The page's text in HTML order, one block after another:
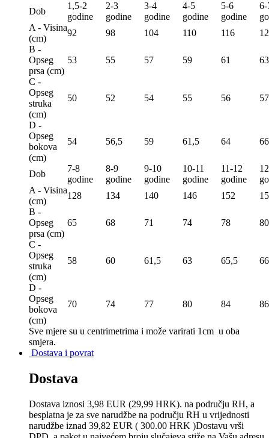
Dob
1,5-2
godine
2-3
godine
3-4
godine
4-5
godine
5-6
godine
6-
A - Visina
(сm)
92 98 104 110 116
B -
Opseg
prsa (сm)
53 55 57 59 61 63
C -
Opseg
struka
(сm)
50 52 54 55 56 57
D -
Opseg
bokova
(сm)
54 56,5 59 61,5 64 66
Dob
7-8
godine
8-9
godine
9-10
godine
10-11
godine
11-12
godine
A - Visina
(сm)
128 134 140 146 152
B -
Opseg
prsa (сm)
65 68 71 74 78 80
C -
Opseg
struka
(сm)
58 60 61,5 63 65,5
D -
Opseg
bokova
(сm)
70 74 77 80 84 86
Sve mjere su u centrimetrima i može varirati 1cm u oba
smjera.
Dostava i povrat
Dostava
Dostava iznosi 3,98 EUR (29,99 HRK). na području RH, a
besplatna je za sve narudžbe na području RH u vrijednosti
narudžbe iznad 39,82 EUR ( 300.00 HRK )Dostavu vrši